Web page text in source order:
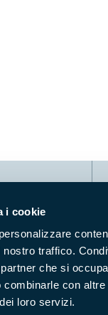
i cookie
traffico.
che si
combinarle con
loro servizi.